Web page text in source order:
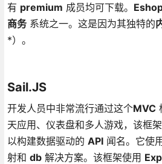
有 premium 成员均可下载。
商务系统之一。这是因为其独特的
*）。
Sail.JS
开发人员中非常流行通过这个MVC
天应用、仪表盘和多人游戏，该框
以构建数据驱动的 API闻名。它使
射和 db解决方案。该框架使用